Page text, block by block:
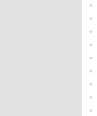
•
•
•
•
•
•
•
•
•